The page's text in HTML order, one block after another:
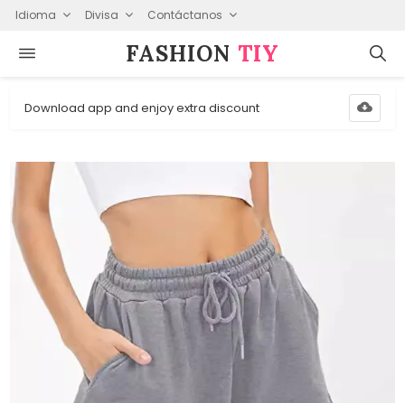
Idioma Divisa Contáctanos
FASHION⁠ TIY
Download app and enjoy extra discount